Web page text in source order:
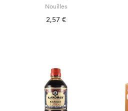
Nouilles
2,57 €